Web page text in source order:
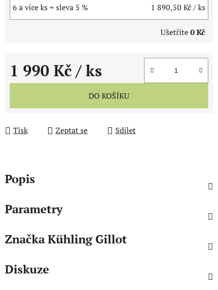
6 a více ks = sleva 5 % 1 890,50 Kč/ ks
Ušetříte0 Kč
1 990 Kč / ks
Měrná cena:
DO KOŠÍKU
Tisk Zeptat se Sdílet
Popis
Parametry
ZnačkaKühling Gillot
Diskuze